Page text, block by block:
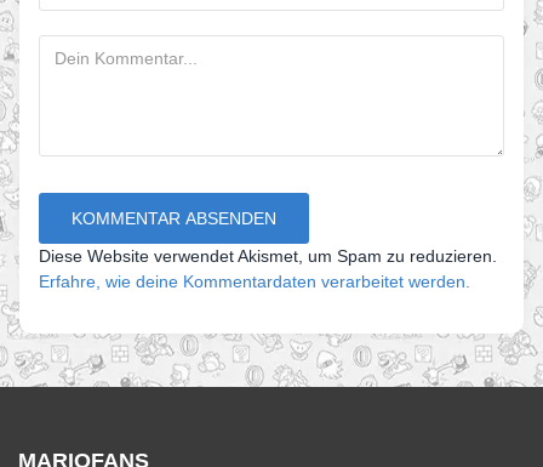
Diese Website verwendet Akismet, um Spam zu reduzieren.
Erfahre, wie deine Kommentardaten verarbeitet werden.
MARIOFANS